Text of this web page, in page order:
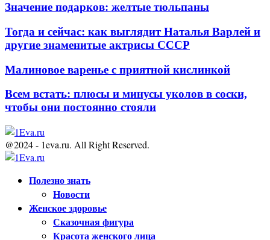
Значение подарков: желтые тюльпаны
Тогда и сейчас: как выглядит Наталья Варлей и
другие знаменитые актрисы СССР
Малиновое варенье с приятной кислинкой
Всем встать: плюсы и минусы уколов в соски,
чтобы они постоянно стояли
@2024 - 1eva.ru. All Right Reserved.
Полезно знать
Новости
Женское здоровье
Сказочная фигура
Красота женского лица